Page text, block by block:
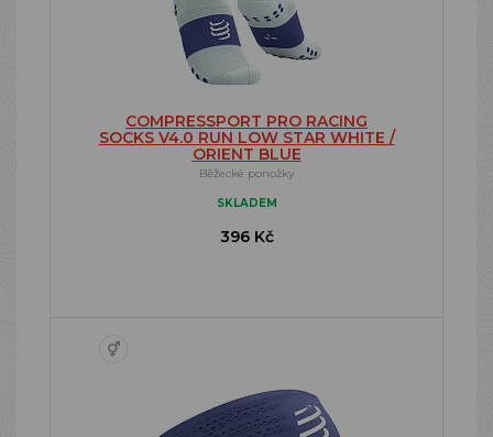
COMPRESSPORT PRO RACING
SOCKS V4.0 RUN LOW STAR WHITE /
ORIENT BLUE
Běžecké ponožky
SKLADEM
396 Kč